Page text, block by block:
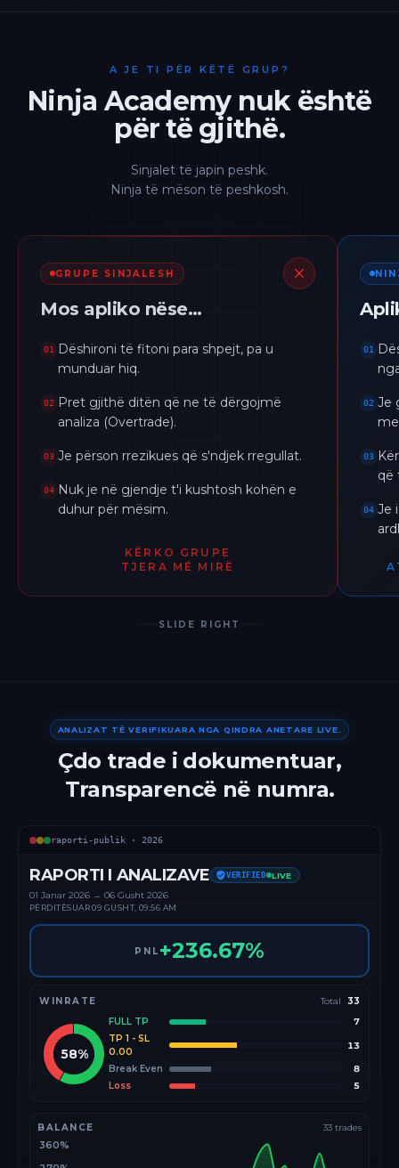
A JE TI PËR KËTË GRUP?
Ninja Academy nuk është
për të gjithë.
Sinjalet të japin peshk.
Ninja të mëson të peshkosh.
GRUPE SINJALESH
Mos apliko nëse…
01
Dëshironi të fitoni para shpejt, pa u
munduar hiq.
02
Pret gjithë ditën që ne të dërgojmë
analiza (Overtrade).
03 Je përson rrezikues që s'ndjek rregullat.
04 Nuk je në gjendje t'i kushtosh kohën e
duhur për mësim.
KËRKO GRUPE
TJERA MË MIRË
01
02 Je
03
që
04 Je
SLIDE RIGHT
ANALIZAT TË VERIFIKUARA NGA QINDRA ANETARE LIVE.
Çdo trade i dokumentuar,
Transparencë në numra.
raporti-publik · 2026
RAPORTI I ANALIZAVE VERIFIED LIVE
01 Janar 2026 → 06 Gusht 2026
PËRDITËSUAR09 GUSHT, 09:56 AM
PNL +236.67%
WINRATE Total 33
58%
FULL TP
7
TP 1 - SL
0.00
13
Break Even
8
Loss
5
BALANCE 33 trades
360%